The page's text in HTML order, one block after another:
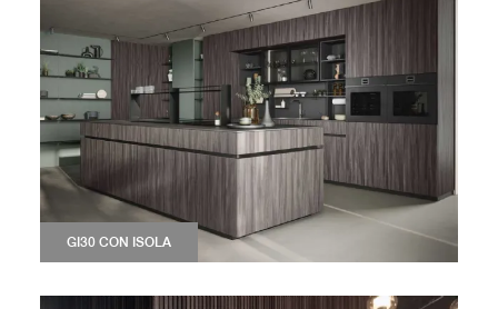
GI30 CON ISOLA